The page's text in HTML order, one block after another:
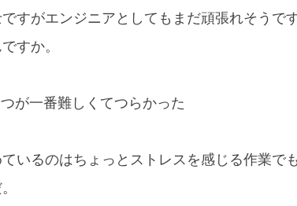
すがエンジニアとしてもまだ頑張れそうで
すか。
が一番難しくてつらかった
いるのはちょっとストレスを感じる作業で